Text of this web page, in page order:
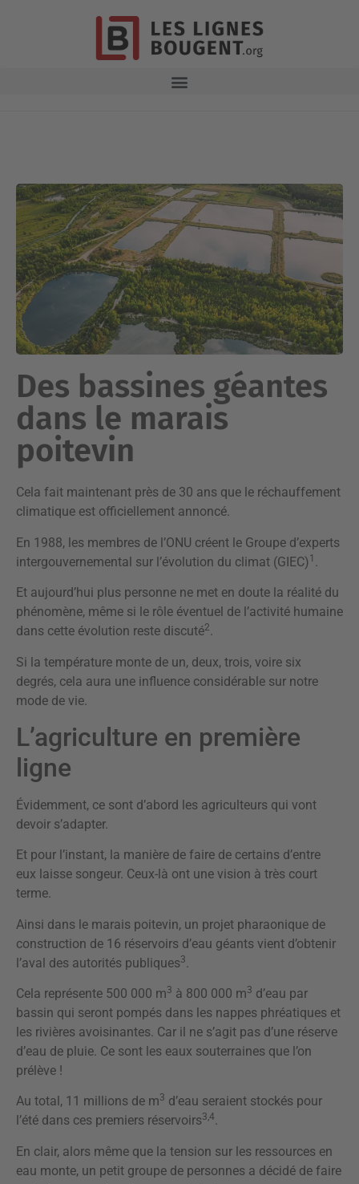
Des bassines géantes
dans le marais
poitevin
Cela fait maintenant près de 30 ans que le réchauffement
climatique est officiellement annoncé.
En 1988, les membres de l’ONU créent le Groupe d’experts
intergouvernemental sur l’évolution du climat (GIEC)1 .
Et aujourd’hui plus personne ne met en doute la réalité du
phénomène, même si le rôle éventuel de l’activité humaine
dans cette évolution reste discuté2.
Si la température monte de un, deux, trois, voire six
degrés, cela aura une influence considérable sur notre
mode de vie.
L’agriculture en première
ligne
Évidemment, ce sont d’abord les agriculteurs qui vont
devoir s’adapter.
Et pour l’instant, la manière de faire de certains d’entre
eux laisse songeur. Ceux-là ont une vision à très court
terme.
Ainsi dans le marais poitevin, un projet pharaonique de
construction de 16 réservoirs d’eau géants vient d’obtenir
l’aval des autorités publiques3.
Cela représente 500 000 m3 à 800 000 m3 d’eau par
bassin qui seront pompés dans les nappes phréatiques et
les rivières avoisinantes. Car il ne s’agit pas d’une réserve
d’eau de pluie. Ce sont les eaux souterraines que l’on
prélève !
Au total, 11 millions de m3 d’eau seraient stockés pour
l’été dans ces premiers réservoirs3,4.
En clair, alors même que la tension sur les ressources en
eau monte, un petit groupe de personnes a décidé de faire